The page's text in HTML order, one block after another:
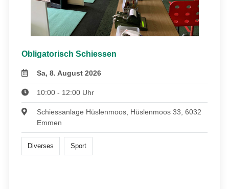
Obligatorisch Schiessen
Sa, 8. August 2026
10:00 - 12:00 Uhr
Schiessanlage Hüslenmoos, Hüslenmoos 33, 6032
Emmen
Diverses Sport